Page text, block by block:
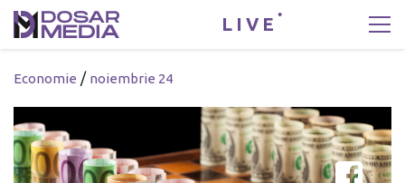
LIVE
Economie / noiembrie 24